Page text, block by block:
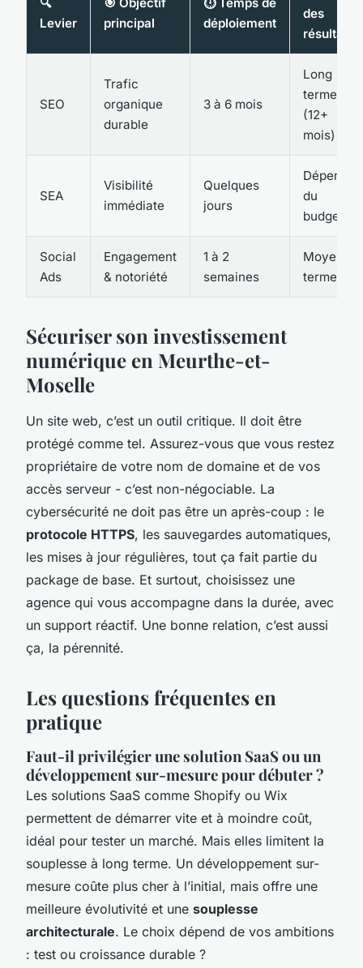
Levier
principal
déploiement
des
résultats
SEO
Trafic
organique
durable
3 à 6 mois
Long
terme
(12+
mois)
SEA
Visibilité
immédiate
Quelques
jours
Dépend
du
budget
Social
Ads
Engagement
& notoriété
1 à 2
semaines
Moyen
terme
Sécuriser son investissement
numérique en Meurthe-et-
Moselle
Un site web, c’est un outil critique. Il doit être
protégé comme tel. Assurez-vous que vous restez
propriétaire de votre nom de domaine et de vos
accès serveur - c’est non-négociable. La
cybersécurité ne doit pas être un après-coup : le
protocole HTTPS, les sauvegardes automatiques,
les mises à jour régulières, tout ça fait partie du
package de base. Et surtout, choisissez une
agence qui vous accompagne dans la durée, avec
un support réactif. Une bonne relation, c’est aussi
ça, la pérennité.
Les questions fréquentes en
pratique
Faut-il privilégier une solution SaaS ou un
développement sur-mesure pour débuter ?
Les solutions SaaS comme Shopify ou Wix
permettent de démarrer vite et à moindre coût,
idéal pour tester un marché. Mais elles limitent la
souplesse à long terme. Un développement sur-
mesure coûte plus cher à l’initial, mais offre une
meilleure évolutivité et une souplesse
architecturale. Le choix dépend de vos ambitions
: test ou croissance durable ?